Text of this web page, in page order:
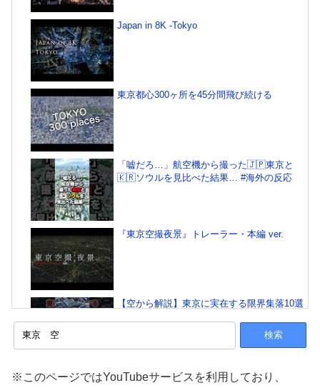
Japan in 8K -Tokyo
東京都心300ヶ所を45分間飛び続ける
「嘘だろ…」航空機から撮った🇯🇵東京と
🇰🇷ソウルを見比べた結果… #海外の反応
『東京空撮夜景』トレーラー・本編 ver.
【空から解説】東京に実在する限界集落10選
東京23区を空から紹介 【丸の内・日比谷・官
※このページではYouTubeサービスを利用しており、